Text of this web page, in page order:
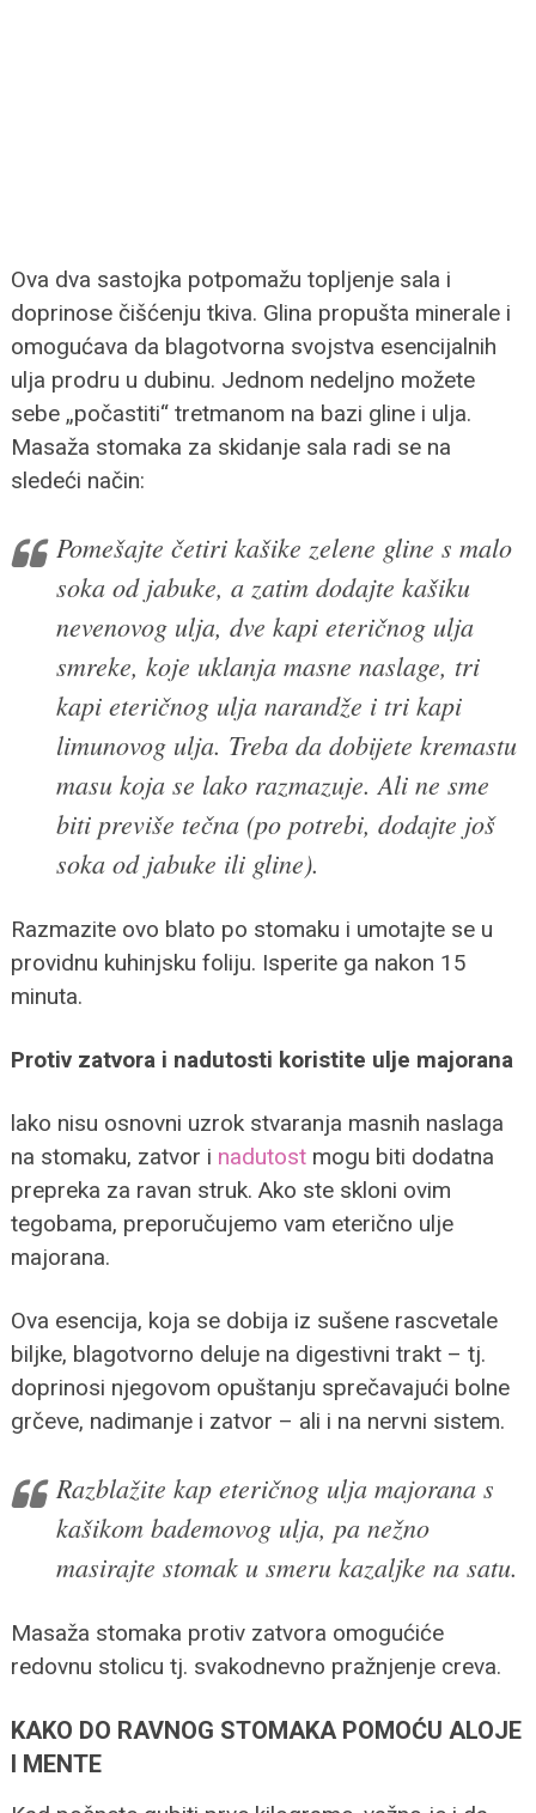
Ova dva sastojka potpomažu topljenje sala i
doprinose čišćenju tkiva. Glina propušta minerale i
omogućava da blagotvorna svojstva esencijalnih
ulja prodru u dubinu. Jednom nedeljno možete
sebe „počastiti“ tretmanom na bazi gline i ulja.
Masaža stomaka za skidanje sala radi se na
sledeći način:
Pomešajte četiri kašike zelene gline s malo
soka od jabuke, a zatim dodajte kašiku
nevenovog ulja, dve kapi eteričnog ulja
smreke, koje uklanja masne naslage, tri
kapi eteričnog ulja narandže i tri kapi
limunovog ulja. Treba da dobijete kremastu
masu koja se lako razmazuje. Ali ne sme
biti previše tečna (po potrebi, dodajte još
soka od jabuke ili gline).
Razmazite ovo blato po stomaku i umotajte se u
providnu kuhinjsku foliju. Isperite ga nakon 15
minuta.
Protiv zatvora i nadutosti koristite ulje majorana
lako nisu osnovni uzrok stvaranja masnih naslaga
na stomaku, zatvor i nadutostmogu biti dodatna
prepreka za ravan struk. Ako ste skloni ovim
tegobama, preporučujemo vam eterično ulje
majorana.
Ova esencija, koja se dobija iz sušene rascvetale
biljke, blagotvorno deluje na digestivni trakt – tj.
doprinosi njegovom opuštanju sprečavajući bolne
grčeve, nadimanje i zatvor – ali i na nervni sistem.
Razblažite kap eteričnog ulja majorana s
kašikom bademovog ulja, pa nežno
masirajte stomak u smeru kazaljke na satu.
Masaža stomaka protiv zatvora omogućiće
redovnu stolicu tj. svakodnevno pražnjenje creva.
KAKO DO RAVNOG STOMAKA POMOĆU ALOJE
I MENTE